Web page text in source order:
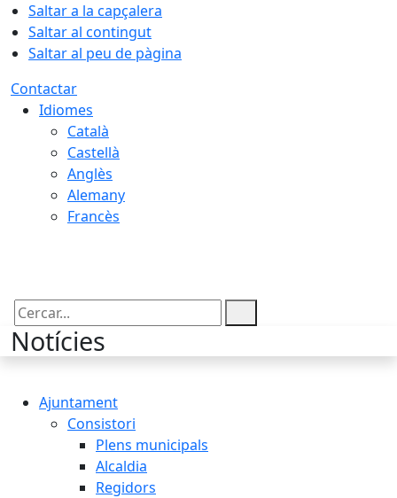
Saltar a la capçalera
Saltar al contingut
Saltar al peu de pàgina
Contactar
Idiomes
Català
Castellà
Anglès
Alemany
Francès
Cercar:
Notícies
Ajuntament
Consistori
Plens municipals
Alcaldia
Regidors